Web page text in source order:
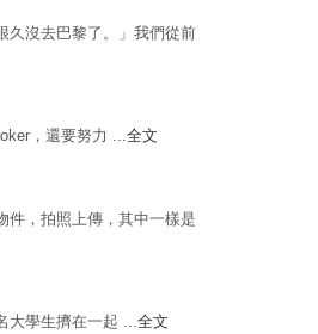
久沒去巴黎了。」我們從前
，還要努力 ...全文
件，拍照上傳，其中一樣是
大學生擠在一起 ...全文